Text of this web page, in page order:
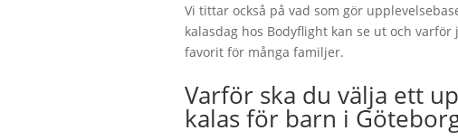
Vi tittar också på vad som gör
kalasdag hos Bodyflight kan se ut och
favorit för många familjer.
Varför ska du välja ett
kalas för barn i